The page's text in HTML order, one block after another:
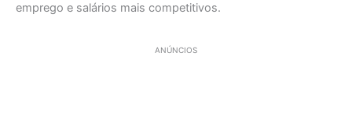
emprego e salários mais competitivos.
ANÚNCIOS